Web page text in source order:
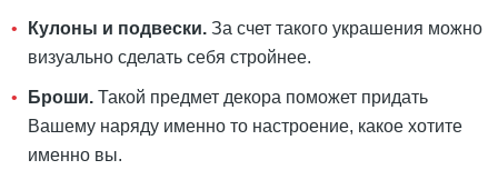
Кулоны и подвески. За счет такого украшения можно
визуально сделать себя стройнее.
Броши. Такой предмет декора поможет придать
Вашему наряду именно то настроение, какое хотите
именно вы.